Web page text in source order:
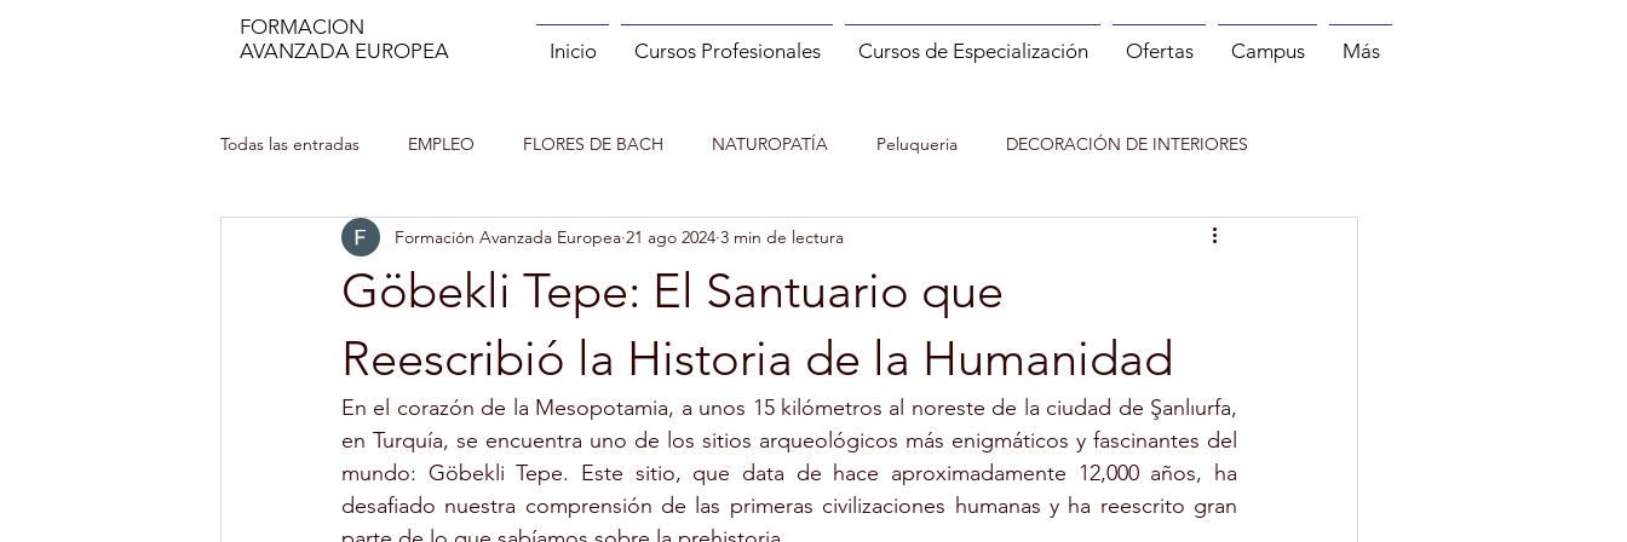
FORMACION
AVANZADA EUROPEA
Inicio Cursos Profesionales Cursos de Especialización Ofertas Campus Más
Todas las entradas EMPLEO FLORES DE BACH NATUROPATÍA Peluqueria DECORACIÓN DE INTERIORES
MANIPULADOR DE ALIMENTOS MANICURA MASAJE PILATES
INCENDIOS FORESTALES CUENTACUENTOS Asesor de imagen y Personal Shopper MONITOR DE RUNNING
MINDFULNESS PROFESOR DE ESPAÑOL (ELE) ENTRENADOR PERSONAL Y FITNESS
AUXILIAR DE ENFERMERÍA EN GERIATRÍA EXPERTO EN NUTRICIÓN INFANTIL
Göbekli Tepe: El Santuario que
Reescribió la Historia de la Humanidad
Formación Avanzada Europea 21 ago 2024 3 min de lectura
En el corazón de la Mesopotamia, a unos 15 kilómetros al noreste de la ciudad de Şanlıurfa,
en Turquía, se encuentra uno de los sitios arqueológicos más enigmáticos y fascinantes del
mundo: Göbekli Tepe. Este sitio, que data de hace aproximadamente 12,000 años, ha
desafiado nuestra comprensión de las primeras civilizaciones humanas y ha reescrito gran